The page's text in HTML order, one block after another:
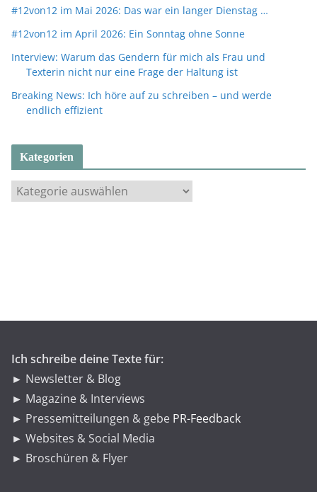
#12von12 im Mai 2026: Das war ein langer Dienstag …
#12von12 im April 2026: Ein Sonntag ohne Sonne
Interview: Warum das Gendern für mich als Frau und
Texterin nicht nur eine Frage der Haltung ist
Breaking News: Ich höre auf zu schreiben – und werde
endlich effizient
Kategorien
a
Ich schreibe deine Texte für:
► Newsletter & Blog
► Magazine & Interviews
► Pressemitteilungen & gebe PR-Feedback
► Websites & Social Media
► Broschüren & Flyer